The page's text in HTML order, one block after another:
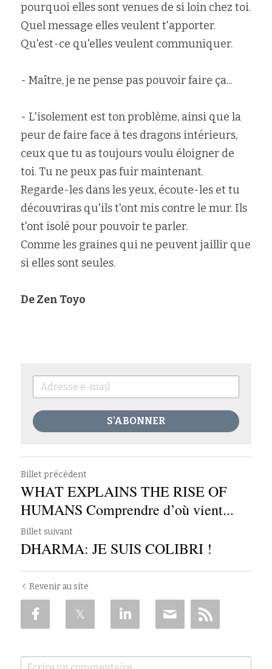
pourquoi elles sont venues de si loin chez toi.
Quel message elles veulent t'apporter.
Qu'est-ce qu'elles veulent communiquer.
- Maître, je ne pense pas pouvoir faire ça...
- L'isolement est ton problème, ainsi que la
peur de faire face à tes dragons intérieurs,
ceux que tu as toujours voulu éloigner de
toi. Tu ne peux pas fuir maintenant.
Regarde-les dans les yeux, écoute-les et tu
découvriras qu'ils t'ont mis contre le mur. Ils
t'ont isolé pour pouvoir te parler.
Comme les graines qui ne peuvent jaillir que
si elles sont seules.
De Zen Toyo
S'ABONNER
Billet précédent
WHAT EXPLAINS THE RISE OF
HUMANS Comprendre d’où vient...
Billet suivant
DHARMA: JE SUIS COLIBRI !
Revenir au site